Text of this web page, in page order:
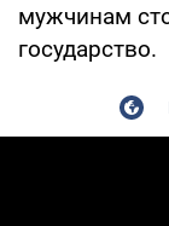
мужчинам
государство.